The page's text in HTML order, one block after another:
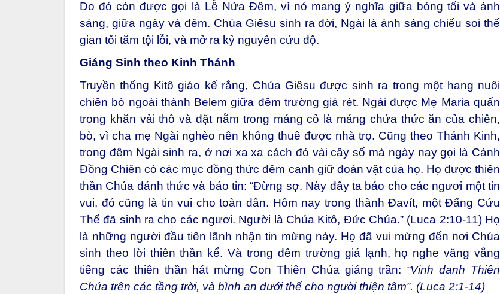
Do đó còn được gọi là Lễ Nửa Đêm, vì nó mang ý nghĩa giữa bóng tối và ánh
sáng, giữa ngày và đêm. Chúa Giêsu sinh ra đời, Ngài là ánh sáng chiếu soi thế
gian tối tăm tội lỗi, và mở ra kỷ nguyên cứu độ.
Giáng Sinh theo Kinh Thánh
Truyền thống Kitô giáo kể rằng, Chúa Giêsu được sinh ra trong một hang nuôi
chiên bò ngoài thành Belem giữa đêm trường giá rét. Ngài được Mẹ Maria quấn
trong khăn vải thô và đặt nằm trong máng cỏ là máng chứa thức ăn của chiên,
bò, vì cha mẹ Ngài nghèo nên không thuê được nhà trọ. Cũng theo Thánh Kinh,
trong đêm Ngài sinh ra, ở nơi xa xa cách đó vài cây số mà ngày nay gọi là Cánh
Đồng Chiên có các mục đồng thức đêm canh giữ đoàn vật của họ. Họ được thiên
thần Chúa đánh thức và báo tin: “Đừng sợ. Này đây ta báo cho các ngươi một tin
vui, đó cũng là tin vui cho toàn dân. Hôm nay trong thành Đavít, một Đấng Cứu
Thế đã sinh ra cho các ngươi. Người là Chúa Kitô, Đức Chúa.” (Luca 2:10-11) Họ
là những người đầu tiên lãnh nhận tin mừng này. Họ đã vui mừng đến nơi Chúa
sinh theo lời thiên thần kể. Và trong đêm trường giá lạnh, họ nghe văng vẳng
tiếng các thiên thần hát mừng Con Thiên Chúa giáng trần: “Vinh danh Thiên
Chúa trên các tầng trời, và bình an dưới thế cho người thiện tâm”. (Luca 2:1-14)